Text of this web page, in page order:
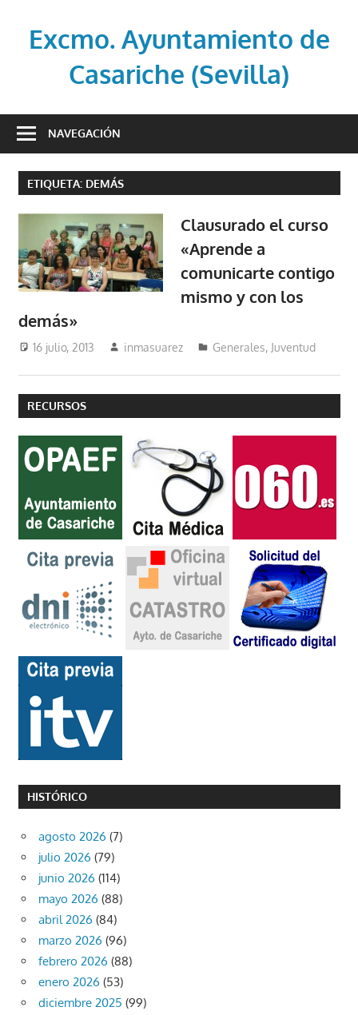
contenidoExcmo. Ayuntamiento de
Casariche (Sevilla)
oficial
Ayuntamiento
de
Casariche
(Sevilla)
NAVEGACIÓN
ETIQUETA: DEMÁS
Clausurado el curso
«Aprende a
comunicarte contigo
mismo y con los
demás»
16 julio, 2013 inmasuarez Generales, Juventud
RECURSOS
HISTÓRICO
agosto 2026 (7)
julio 2026 (79)
junio 2026 (114)
mayo 2026 (88)
abril 2026 (84)
marzo 2026 (96)
febrero 2026 (88)
enero 2026 (53)
diciembre 2025 (99)